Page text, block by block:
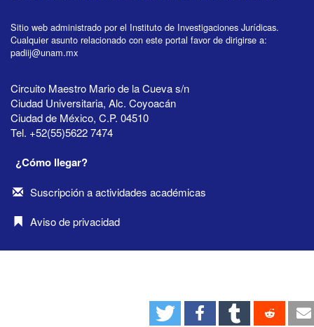
Sitio web administrado por el Instituto de Investigaciones Jurídicas.
Cualquier asunto relacionado con este portal favor de dirigirse a:
padiij@unam.mx
Circuito Maestro Mario de la Cueva s/n
Ciudad Universitaria, Alc. Coyoacán
Ciudad de México, C.P. 04510
Tel. +52(55)5622 7474
¿Cómo llegar?
Suscripción a actividades académicas
Aviso de privacidad